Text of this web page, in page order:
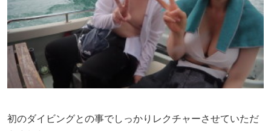
初のダイビングとの事でしっかりレクチャーさせていただ